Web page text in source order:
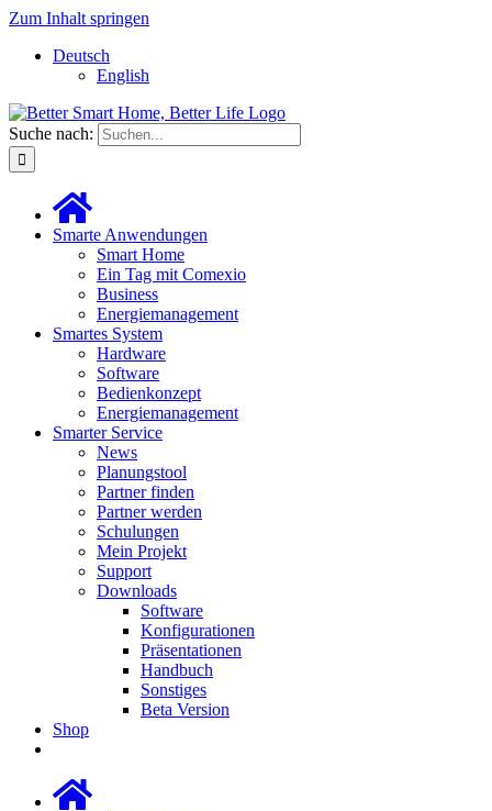
Zum Inhalt springen
Deutsch
English
Suche nach:
Smarte Anwendungen
Smart Home
Ein Tag mit Comexio
Business
Energiemanagement
Smartes System
Hardware
Software
Bedienkonzept
Energiemanagement
Smarter Service
News
Planungstool
Partner finden
Partner werden
Schulungen
Mein Projekt
Support
Downloads
Software
Konfigurationen
Präsentationen
Handbuch
Sonstiges
Beta Version
Shop